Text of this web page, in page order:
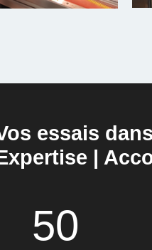
essais
|
50